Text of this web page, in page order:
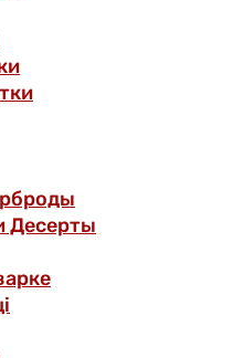
Десерты